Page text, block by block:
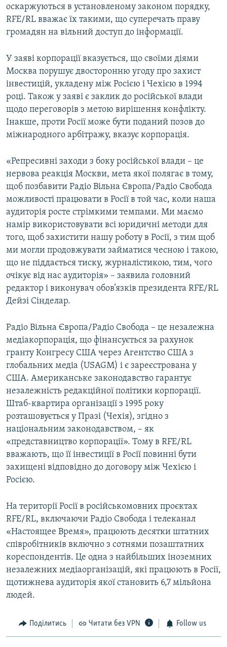
оскаржуються в установленому законом порядку,
RFE/RL вважає їх такими, що суперечать праву
громадян на вільний доступ до інформації.
У заяві корпорації вказується, що своїми діями
Москва порушує двосторонню угоду про захист
інвестицій, укладену між Росією і Чехією в 1994
році. Також у заяві є заклик до російської влади
щодо переговорів з метою вирішення конфлікту.
Інакше, проти Росії може бути поданий позов до
міжнародного арбітражу, вказує корпорація.
«Репресивні заходи з боку російської влади – це
нервова реакція Москви, мета якої полягає в тому,
щоб позбавити Радіо Вільна Європа/Радіо Свобода
можливості працювати в Росії в той час, коли наша
аудиторія росте стрімкими темпами. Ми маємо
намір використовувати всі юридичні методи для
того, щоб захистити нашу роботу в Росії, з тим щоб
ми могли продовжувати займатися чесною і такою,
що не піддається тиску, журналістикою, тим, чого
очікує від нас аудиторія» – заявила головний
редактор і виконувач обов’язків президента RFE/RL
Дейзі Сінделар.
Радіо Вільна Європа/Радіо Свобода – це незалежна
медіакорпорація, що фінансується за рахунок
гранту Конгресу США через Агентство США з
глобальних медіа (USAGM) і є зареєстрована у
США. Американське законодавство гарантує
незалежність редакційної політики корпорації.
Штаб-квартира організації з 1995 року
розташовується у Празі (Чехія), згідно з
національним законодавством, – як
«представництво корпорації». Тому в RFE/RL
вважають, що її інвестиції в Росії повинні бути
захищені відповідно до договору між Чехією і
Росією.
На території Росії в російськомовних проєктах
RFE/RL, включаючи Радіо Свобода і телеканал
«Настоящее Время», працюють десятки штатних
співробітників включно з сотнями позаштатних
кореспондентів. Це одна з найбільших іноземних
незалежних медіаорганізацій, які працюють в Росії,
щотижнева аудиторія якої становить 6,7 мільйона
людей.
Поділитись Читати без VPN Follow us